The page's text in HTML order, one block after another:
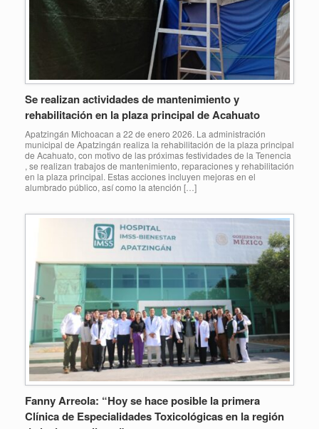
Se realizan actividades de mantenimiento y
rehabilitación en la plaza principal de Acahuato
Apatzingán Michoacan a 22 de enero 2026. La administración
municipal de Apatzingán realiza la rehabilitación de la plaza principal
de Acahuato, con motivo de las próximas festividades de la Tenencia
, se realizan trabajos de mantenimiento, reparaciones y rehabilitación
en la plaza principal. Estas acciones incluyen mejoras en el
alumbrado público, así como la atención […]
Fanny Arreola: “Hoy se hace posible la primera
Clínica de Especialidades Toxicológicas en la región